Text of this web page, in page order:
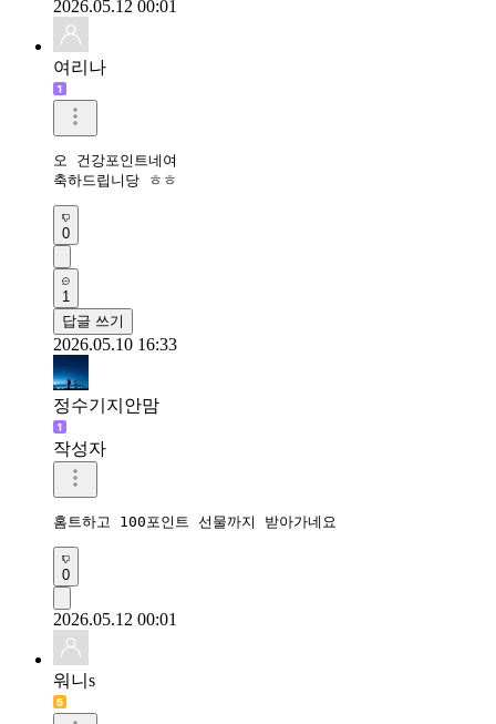
2026.05.12 00:01
여리나
오 건강포인트네여
축하드립니당 ㅎㅎ
0
1
답글 쓰기
2026.05.10 16:33
정수기지안맘
작성자
홈트하고 100포인트 선물까지 받아가네요
0
2026.05.12 00:01
워니s